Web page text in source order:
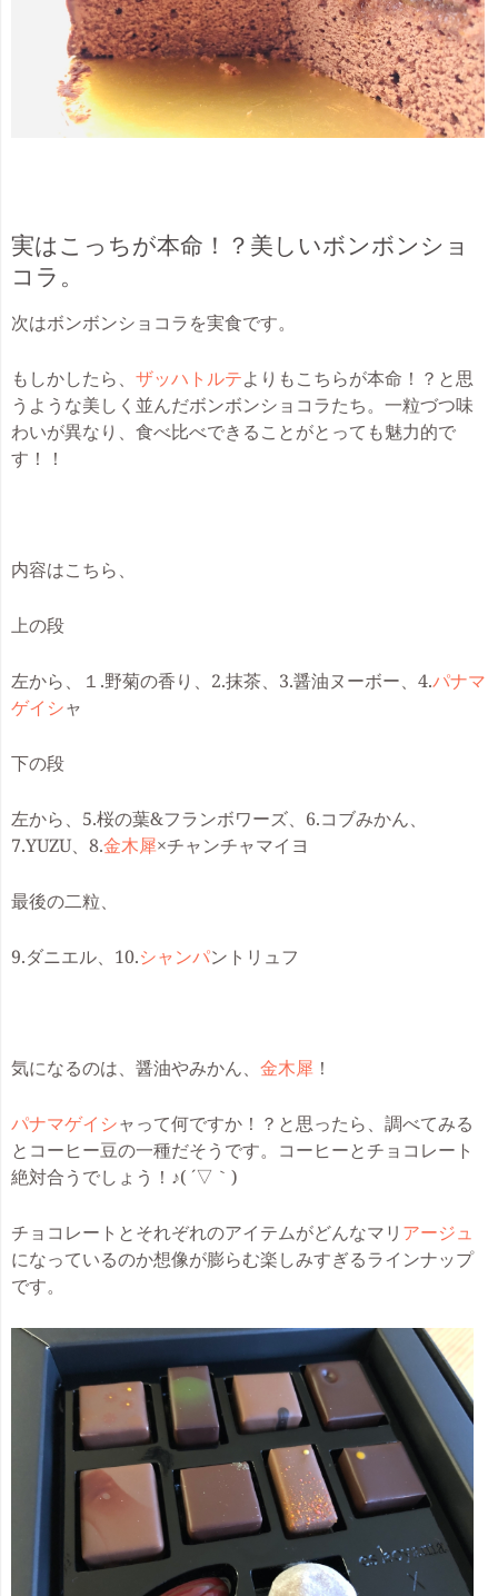
実はこっちが本命！？美しいボンボンショ
コラ。
次はボンボンショコラを実食です。
もしかしたら、 ザッハトルテよりもこちらが本命！？と思
うような美しく並んだボンボンショコラたち。一粒づつ味
わいが異なり、食べ比べできることがとっても魅力的で
す！！
内容はこちら、
上の段
左から、 １.野菊の香り、2.抹茶、3.醤油ヌーボー、4.パナマ
ゲイシャ
下の段
左から、 5.桜の葉&フランボワーズ、6.コブみかん、
7.YUZU、8.金木犀×チャンチャマイヨ
最後の二粒、
9.ダニエル、10.シャンパントリュフ
気になるのは、醤油やみかん、 金木犀 ！
パナマゲイシャって何ですか！？と思ったら、調べてみる
とコーヒー豆の一種だそうです。コーヒーとチョコレート
絶対合うでしょう！♪( ´▽｀)
チョコレートとそれぞれのアイテムがどんなマリ アージュ
になっているのか想像が膨らむ楽しみすぎるラインナップ
です。